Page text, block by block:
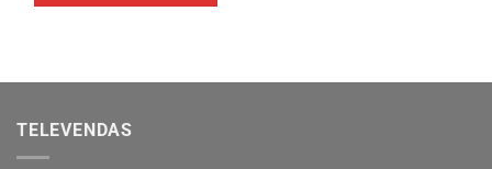
TELEVENDAS